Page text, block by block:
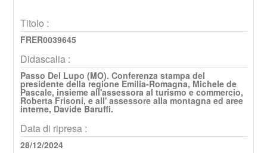
Titolo :
FRER0039645
Didascalia :
Passo Del Lupo (MO). Conferenza stampa del
presidente della regione Emilia-Romagna, Michele de
Pascale, insieme all'assessora al turismo e commercio,
Roberta Frisoni, e all' assessore alla montagna ed aree
interne, Davide Baruffi.
Data di ripresa :
28/12/2024